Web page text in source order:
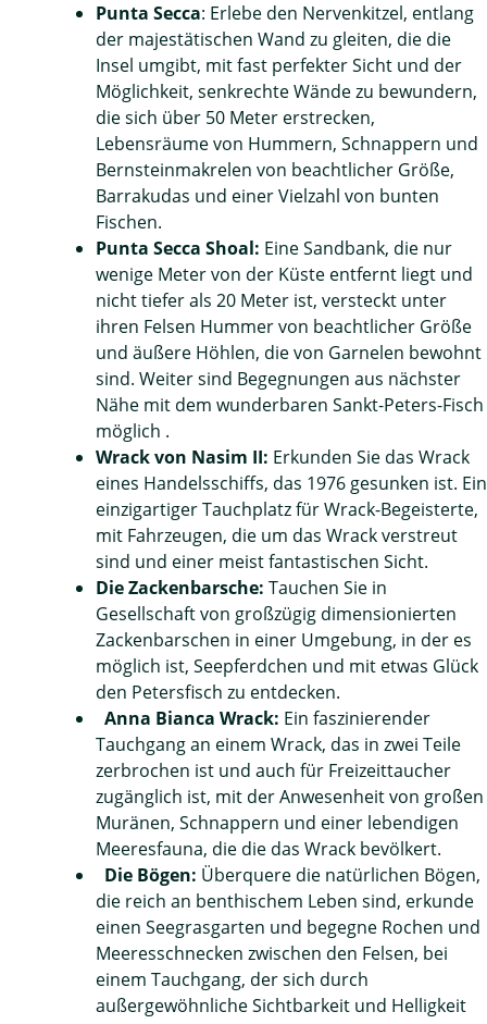
Punta Secca: Erlebe den Nervenkitzel, entlang
der majestätischen Wand zu gleiten, die die
Insel umgibt, mit fast perfekter Sicht und der
Möglichkeit, senkrechte Wände zu bewundern,
die sich über 50 Meter erstrecken,
Lebensräume von Hummern, Schnappern und
Bernsteinmakrelen von beachtlicher Größe,
Barrakudas und einer Vielzahl von bunten
Fischen.
Punta Secca Shoal: Eine Sandbank, die nur
wenige Meter von der Küste entfernt liegt und
nicht tiefer als 20 Meter ist, versteckt unter
ihren Felsen Hummer von beachtlicher Größe
und äußere Höhlen, die von Garnelen bewohnt
sind. Weiter sind Begegnungen aus nächster
Nähe mit dem wunderbaren Sankt-Peters-Fisch
möglich .
Wrack von Nasim II: Erkunden Sie das Wrack
eines Handelsschiffs, das 1976 gesunken ist. Ein
einzigartiger Tauchplatz für Wrack-Begeisterte,
mit Fahrzeugen, die um das Wrack verstreut
sind und einer meist fantastischen Sicht.
Die Zackenbarsche: Tauchen Sie in
Gesellschaft von großzügig dimensionierten
Zackenbarschen in einer Umgebung, in der es
möglich ist, Seepferdchen und mit etwas Glück
den Petersfisch zu entdecken.
Anna Bianca Wrack: Ein faszinierender
Tauchgang an einem Wrack, das in zwei Teile
zerbrochen ist und auch für Freizeittaucher
zugänglich ist, mit der Anwesenheit von großen
Muränen, Schnappern und einer lebendigen
Meeresfauna, die die das Wrack bevölkert.
Die Bögen: Überquere die natürlichen Bögen,
die reich an benthischem Leben sind, erkunde
einen Seegrasgarten und begegne Rochen und
Meeresschnecken zwischen den Felsen, bei
einem Tauchgang, der sich durch
außergewöhnliche Sichtbarkeit und Helligkeit